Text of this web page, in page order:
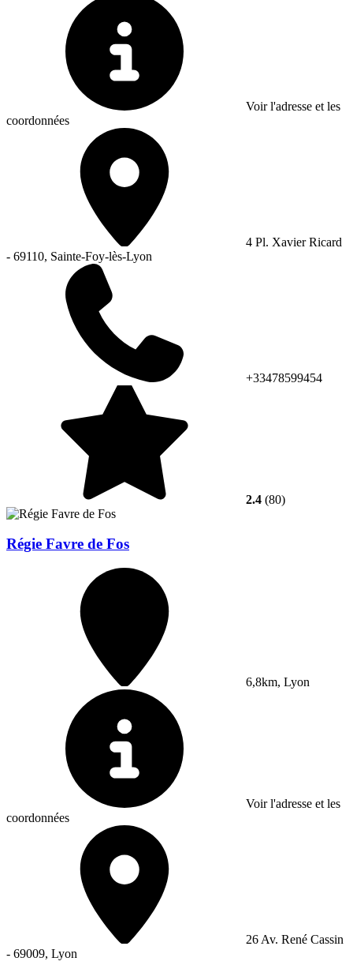
Voir l'adresse et les
coordonnées
4 Pl. Xavier Ricard
- 69110, Sainte-Foy-lès-Lyon
+33478599454
2.4 (80)
Régie Favre de Fos
6,8km, Lyon
Voir l'adresse et les
coordonnées
26 Av. René Cassin
- 69009, Lyon